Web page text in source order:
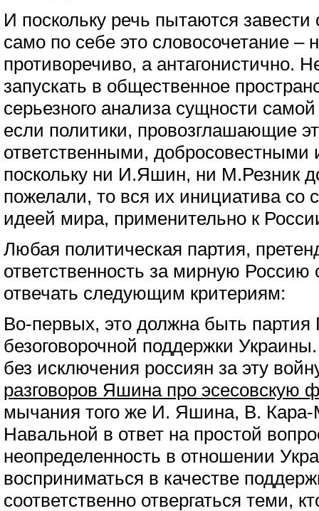
И поскольку речь пытаются
само по себе это словосочетание –
противоречиво, а антагонистично.
запускать в общественное
серьезного анализа сущности
если политики, провозглашающие
ответственными,
поскольку ни И.Яшин, ни М.Резник
пожелали, то вся их инициатива со
идеей мира, применительно к
Любая политическая партия,
ответственность за мирную
отвечать следующим критериям:
Во-первых, это должна быть
безоговорочной поддержки
без исключения россиян за эту
разговоров Яшина про эсесовскую
мычания того же И. Яшина, В.
Навальной в ответ на простой
неопределенность в отношении
восприниматься в качестве
соответственно отвергаться теми,